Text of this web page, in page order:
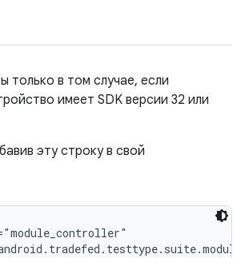
только в том случае, если
имеет SDK версии 32 или
эту строку в свой